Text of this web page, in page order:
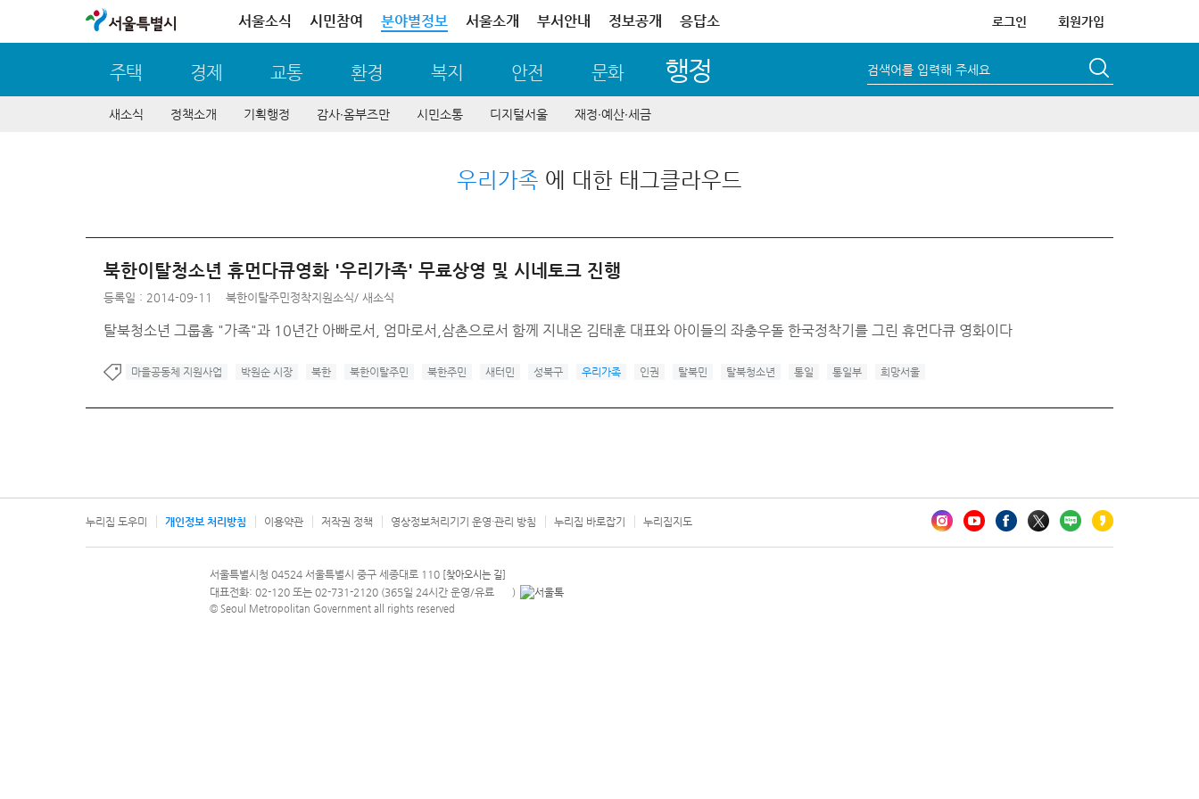
서울특별시 서울소식 시민참여 분야별정보 서울소개 부서안내 정보공개 응답소 로그인 회원가입
주택 경제 교통 환경 복지 안전 문화 행정 검색어를 입력해 주세요
새소식 정책소개 기획행정 감사∙옴부즈만 시민소통 디지털서울 재정∙예산∙세금
우리가족 에 대한 태그클라우드
북한이탈청소년 휴먼다큐영화 '우리가족' 무료상영 및 시네토크 진행
등록일 : 2014-09-11 북한이탈주민정착지원소식/ 새소식
탈북청소년 그룹홈 "가족"과 10년간 아빠로서, 엄마로서,삼촌으로서 함께 지내온 김태훈 대표와 아이들의 좌충우돌 한국정착기를 그린 휴먼다큐 영화이다
마을공동체 지원사업 박원순 시장 북한 북한이탈주민 북한주민 새터민 성북구 우리가족 인권 탈북민 탈북청소년 통일 통일부 희망서울
누리집 도우미 개인정보 처리방침 이용약관 저작권 정책 영상정보처리기기 운영·관리 방침 누리집 바로잡기 누리집지도
문의 전화번호 120, 120 다산콜재단
서울특별시청 04524 서울특별시 중구 세종대로 110 [찾아오시는 길]
대표전화: 02-120 또는 02-731-2120 (365일 24시간 운영/유료 안내팝업 열기
)
© Seoul Metropolitan Government all rights reserved